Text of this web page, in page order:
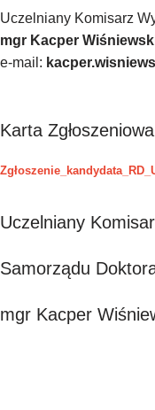
Uczelniany Komisarz
mgr Kacper
e-mail:
Karta Zgłoszeniowa
Uczelniany
Samorządu
mgr Kacper